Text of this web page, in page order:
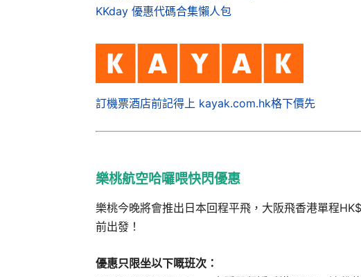
KKday 優惠代碼合集懶人包
訂機票酒店前記得上 kayak.com.hk格下價先
樂桃航空哈囉喂快閃優惠
樂桃今晚將會推出日本回程平飛，大阪飛香港單程
前出發！
優惠只限坐以下嘅班次：